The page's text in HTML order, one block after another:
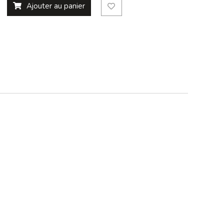
Ajouter au panier